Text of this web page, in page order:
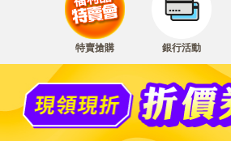
特賣搶購 銀行活動